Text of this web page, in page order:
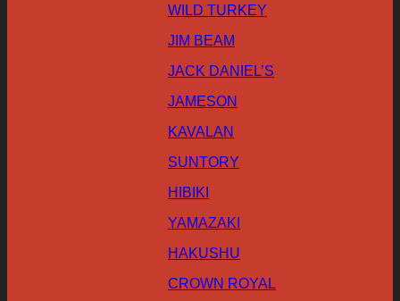
WILD TURKEY
JIM BEAM
JACK DANIEL’S
JAMESON
KAVALAN
SUNTORY
HIBIKI
YAMAZAKI
HAKUSHU
CROWN ROYAL